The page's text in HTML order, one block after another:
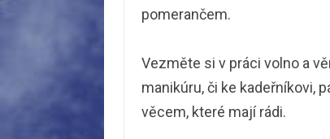
pomerančem.
Vezměte si v práci volno a
manikúru, či ke kadeřníkovi,
věcem, které mají rádi.